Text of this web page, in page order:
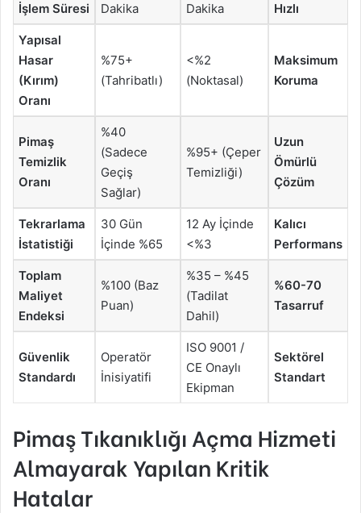
İşlem Süresi
Dakika
Dakika
Hızlı
Yapısal
Hasar
(Kırım)
Oranı
%75+
(Tahribatlı)
<%2
(Noktasal)
Maksimum
Koruma
Pimaş
Temizlik
Oranı
%40
(Sadece
Geçiş
Sağlar)
%95+ (Çeper
Temizliği)
Uzun
Ömürlü
Çözüm
Tekrarlama
İstatistiği
30 Gün
İçinde %65
12 Ay İçinde
<%3
Kalıcı
Performans
Toplam
Maliyet
Endeksi
%100 (Baz
Puan)
%35 – %45
(Tadilat
Dahil)
%60-70
Tasarruf
Güvenlik
Standardı
Operatör
İnisiyatifi
ISO 9001 /
CE Onaylı
Ekipman
Sektörel
Standart
Pimaş Tıkanıklığı Açma Hizmeti
Almayarak Yapılan Kritik
Hatalar